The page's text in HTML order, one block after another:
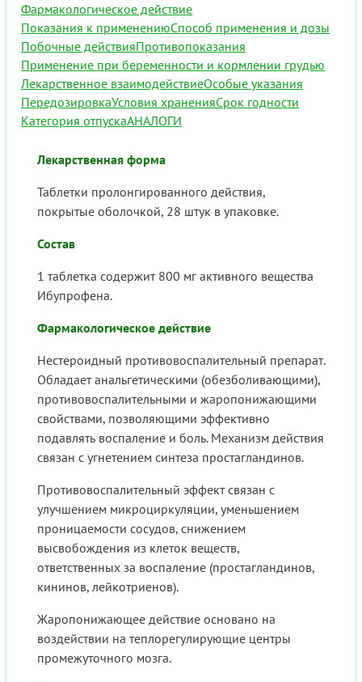
Фармакологическое действие
Показания к применениюСпособ применения и дозы
Побочные действияПротивопоказания
Применение при беременности и кормлении грудью
Лекарственное взаимодействиеОсобые указания
ПередозировкаУсловия храненияСрок годности
Категория отпускаАНАЛОГИ
Лекарственная форма
Таблетки пролонгированного действия,
покрытые оболочкой, 28 штук в упаковке.
Состав
1 таблетка содержит 800 мг активного вещества
Ибупрофена.
Фармакологическое действие
Нестероидный противовоспалительный препарат.
Обладает анальгетическими (обезболивающими),
противовоспалительными и жаропонижающими
свойствами, позволяющими эффективно
подавлять воспаление и боль. Механизм действия
связан с угнетением синтеза простагландинов.
Противовоспалительный эффект связан с
улучшением микроциркуляции, уменьшением
проницаемости сосудов, снижением
высвобождения из клеток веществ,
ответственных за воспаление (простагландинов,
кининов, лейкотриенов).
Жаропонижающее действие основано на
воздействии на теплорегулирующие центры
промежуточного мозга.